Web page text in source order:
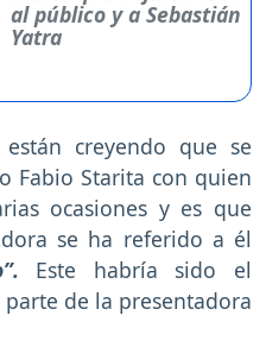
al público y a Sebastián
Yatra
creyendo que se
Fabio Starita con quien
ocasiones y es que
se ha referido a él
Este habría sido el
de la presentadora